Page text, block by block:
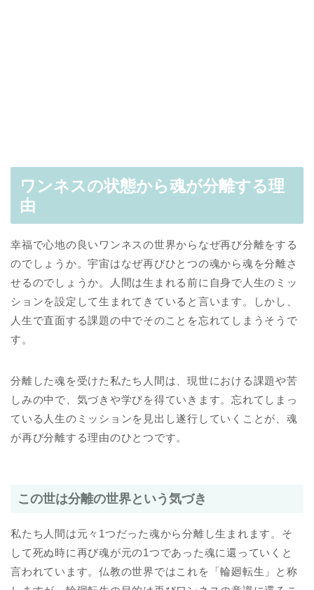
ワンネスの状態から魂が分離する理
由
幸福で心地の良いワンネスの世界からなぜ再び分離をする
のでしょうか。宇宙はなぜ再びひとつの魂から魂を分離さ
せるのでしょうか。人間は生まれる前に自身で人生のミッ
ションを設定して生まれてきていると言います。しかし、
人生で直面する課題の中でそのことを忘れてしまうそうで
す。
分離した魂を受けた私たち人間は、現世における課題や苦
しみの中で、気づきや学びを得ていきます。忘れてしまっ
ている人生のミッションを見出し遂行していくことが、魂
が再び分離する理由のひとつです。
この世は分離の世界という気づき
私たち人間は元々1つだった魂から分離し生まれます。そ
して死ぬ時に再び魂が元の1つであった魂に還っていくと
言われています。仏教の世界ではこれを「輪廻転生」と称